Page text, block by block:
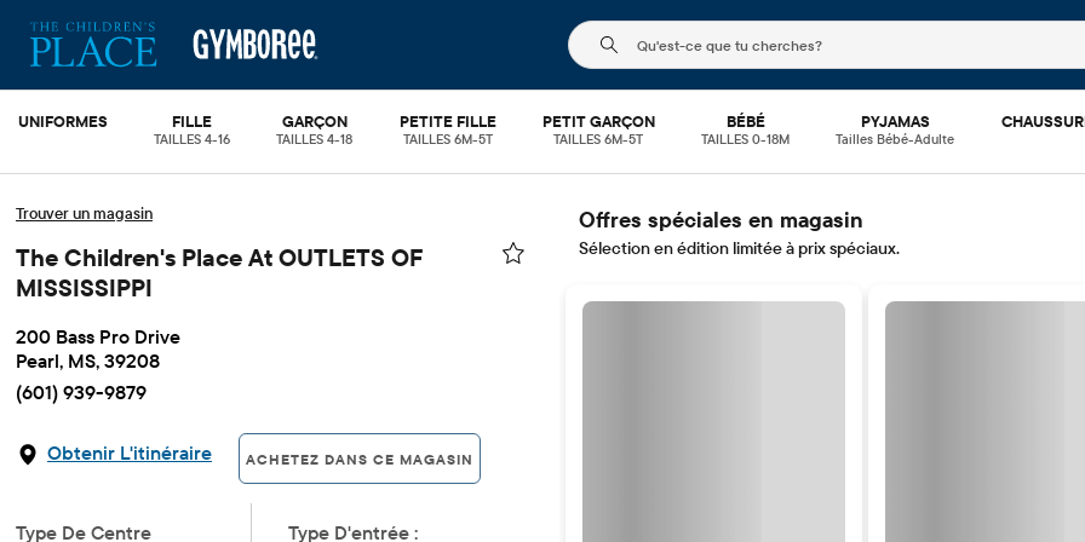
Le champ de recherche ci-dessous filtre les
UNIFORMES FILLE
TAILLES 4-16
GARÇON
TAILLES 4-18
PETITE FILLE
TAILLES 6M-5T
PETIT GARÇON
TAILLES 6M-5T
BÉBÉ
TAILLES 0-18M
PYJAMAS
Tailles Bébé-Adulte
Trouver un magasin
The Children's Place At OUTLETS OF
MISSISSIPPI
200 Bass Pro Drive
Pearl, MS, 39208
(601) 939-9879
Obtenir L'itinéraire ACHETEZ DANS CE MAGASIN
Type De Centre
Type D'entrée :
Offres spéciales en magasin
Sélection en édition limitée à prix spéciaux.